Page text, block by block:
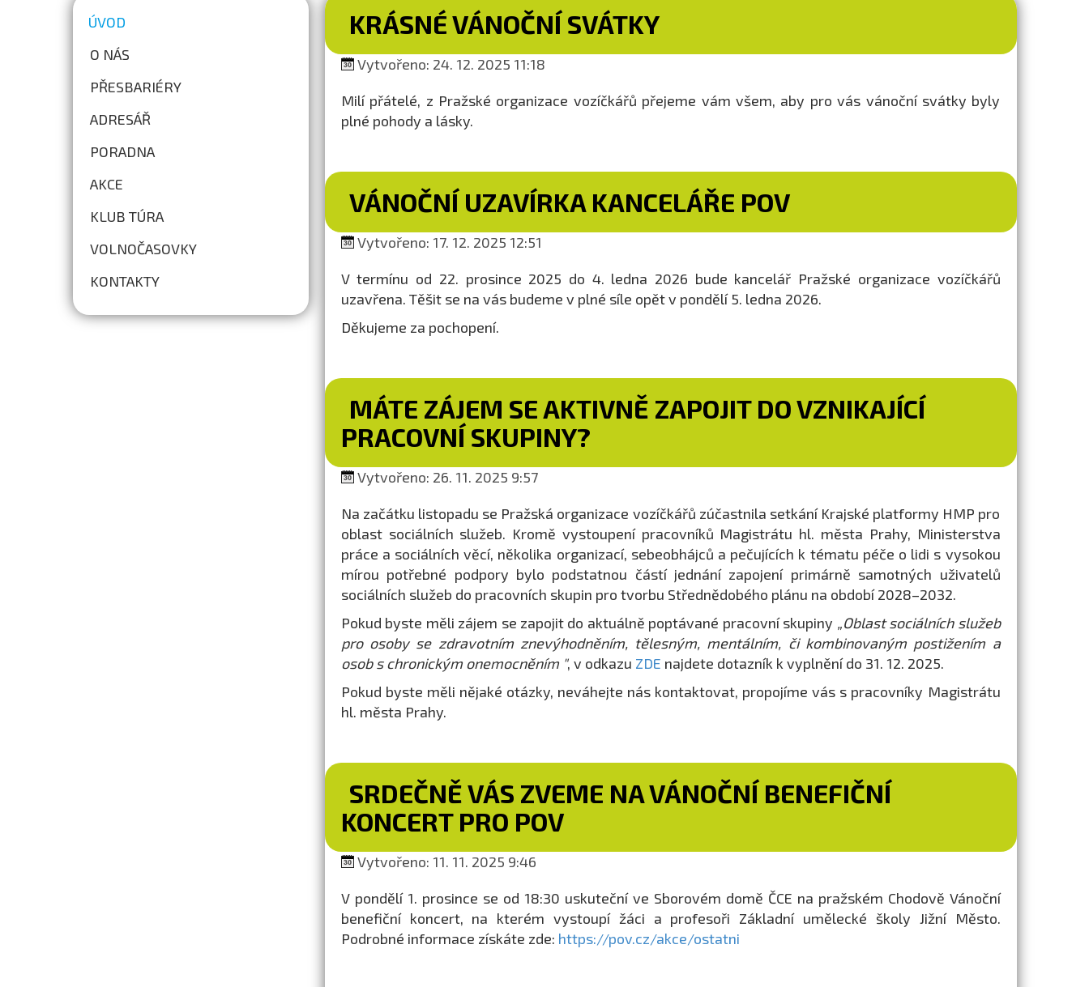
ÚVOD
O NÁS
PŘESBARIÉRY
ADRESÁŘ
PORADNA
AKCE
KLUB TÚRA
VOLNOČASOVKY
KONTAKTY
KRÁSNÉ VÁNOČNÍ SVÁTKY
Vytvořeno: 24. 12. 2025 11:18
Milí přátelé, z Pražské organizace vozíčkářů přejeme vám všem, aby pro vás vánoční svátky byly
plné pohody a lásky.
VÁNOČNÍ UZAVÍRKA KANCELÁŘE POV
Vytvořeno: 17. 12. 2025 12:51
V termínu od 22. prosince 2025 do 4. ledna 2026 bude kancelář Pražské organizace vozíčkářů
uzavřena. Těšit se na vás budeme v plné síle opět v pondělí 5. ledna 2026.
Děkujeme za pochopení.
MÁTE ZÁJEM SE AKTIVNĚ ZAPOJIT DO VZNIKAJÍCÍ
PRACOVNÍ SKUPINY?
Vytvořeno: 26. 11. 2025 9:57
Na začátku listopadu se Pražská organizace vozíčkářů zúčastnila setkání Krajské platformy HMP pro
oblast sociálních služeb. Kromě vystoupení pracovníků Magistrátu hl. města Prahy, Ministerstva
práce a sociálních věcí, několika organizací, sebeobhájců a pečujících k tématu péče o lidi s vysokou
mírou potřebné podpory bylo podstatnou částí jednání zapojení primárně samotných uživatelů
sociálních služeb do pracovních skupin pro tvorbu Střednědobého plánu na období 2028–2032.
Pokud byste měli zájem se zapojit do aktuálně poptávané pracovní skupiny „Oblast sociálních služeb
pro osoby se zdravotním znevýhodněním, tělesným, mentálním, či kombinovaným postižením a
osob s chronickým onemocněním ", v odkazu ZDE najdete dotazník k vyplnění do 31. 12. 2025.
Pokud byste měli nějaké otázky, neváhejte nás kontaktovat, propojíme vás s pracovníky Magistrátu
hl. města Prahy.
SRDEČNĚ VÁS ZVEME NA VÁNOČNÍ BENEFIČNÍ
KONCERT PRO POV
Vytvořeno: 11. 11. 2025 9:46
V pondělí 1. prosince se od 18:30 uskuteční ve Sborovém domě ČCE na pražském Chodově Vánoční
benefiční koncert, na kterém vystoupí žáci a profesoři Základní umělecké školy Jižní Město.
Podrobné informace získáte zde: https://pov.cz/akce/ostatni